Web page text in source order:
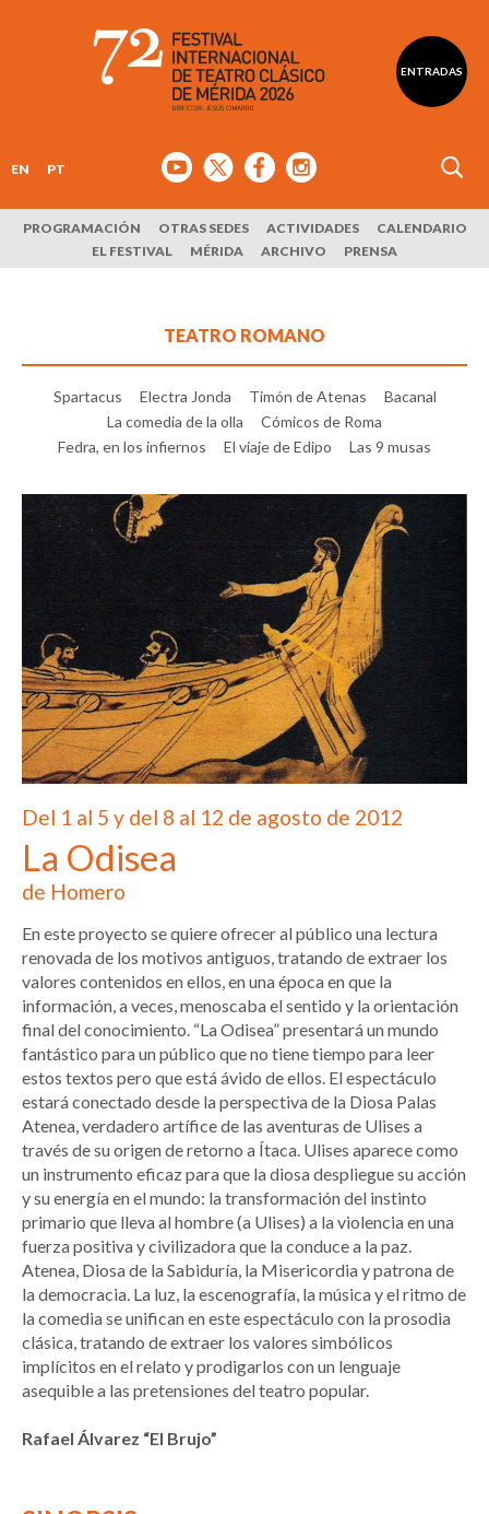
ENTRADAS
EN PT
PROGRAMACIÓN OTRAS SEDES ACTIVIDADES
CALENDARIO
EL FESTIVAL
MÉRIDA ARCHIVO PRENSA
TEATRO ROMANO
Spartacus Electra Jonda Timón de Atenas
Bacanal
La comedia de la olla
Cómicos de Roma
Fedra, en los infiernos
El viaje de Edipo Las 9 musas
Del 1 al 5 y del 8 al 12 de agosto de 2012
La Odisea
de Homero
En este proyecto se quiere ofrecer al público una lectura
renovada de los motivos antiguos, tratando de extraer los
valores contenidos en ellos, en una época en que la
información, a veces, menoscaba el sentido y la orientación
final del conocimiento. “La Odisea” presentará un mundo
fantástico para un público que no tiene tiempo para leer
estos textos pero que está ávido de ellos. El espectáculo
estará conectado desde la perspectiva de la Diosa Palas
Atenea, verdadero artífice de las aventuras de Ulises a
través de su origen de retorno a Ítaca. Ulises aparece como
un instrumento eficaz para que la diosa despliegue su acción
y su energía en el mundo: la transformación del instinto
primario que lleva al hombre (a Ulises) a la violencia en una
fuerza positiva y civilizadora que la conduce a la paz.
Atenea, Diosa de la Sabiduría, la Misericordia y patrona de
la democracia. La luz, la escenografía, la música y el ritmo de
la comedia se unifican en este espectáculo con la prosodia
clásica, tratando de extraer los valores simbólicos
implícitos en el relato y prodigarlos con un lenguaje
asequible a las pretensiones del teatro popular.
Rafael Álvarez “El Brujo”